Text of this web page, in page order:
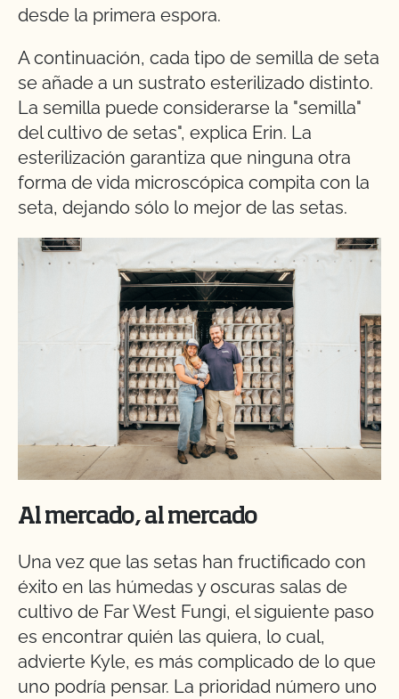
desde la primera espora.
A continuación, cada tipo de semilla de seta
se añade a un sustrato esterilizado distinto.
La semilla puede considerarse la "semilla"
del cultivo de setas", explica Erin. La
esterilización garantiza que ninguna otra
forma de vida microscópica compita con la
seta, dejando sólo lo mejor de las setas.
Al mercado, al mercado
Una vez que las setas han fructificado con
éxito en las húmedas y oscuras salas de
cultivo de Far West Fungi, el siguiente paso
es encontrar quién las quiera, lo cual,
advierte Kyle, es más complicado de lo que
uno podría pensar. La prioridad número uno